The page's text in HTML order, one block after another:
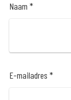
Naam *
E-mailadres *